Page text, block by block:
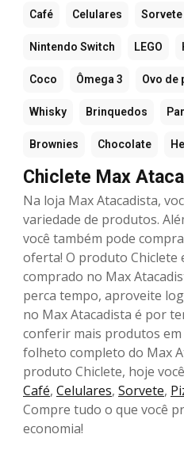
Café Celulares Sorvete
Nintendo Switch LEGO
Coco Ômega 3 Ovo de
Whisky Brinquedos
Brownies Chocolate
Chiclete Max
Na loja Max Atacadista,
variedade de produtos.
você também pode
oferta! O produto Chiclete
comprado no Max
perca tempo, aproveite
no Max Atacadista é por
conferir mais produtos
folheto completo do Max
produto Chiclete, hoje
Café, Celulares, Sorvete,
Compre tudo o que você
economia!